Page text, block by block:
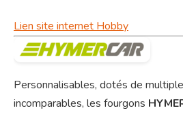
Lien site internet Hobby
Personnalisables, dotés de
incomparables, les fourgons